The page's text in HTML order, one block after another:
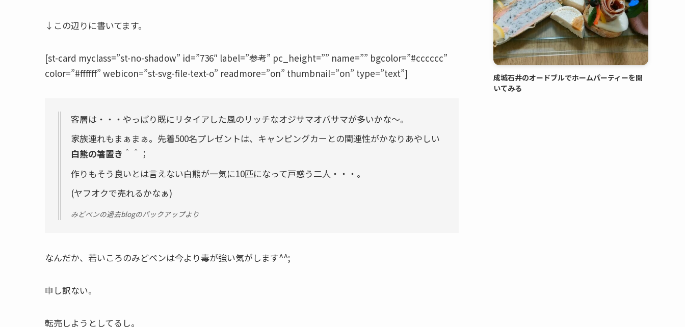
↓この辺りに書いてます。
[st-card myclass=”st-no-shadow” id=”736″ label=”参考” pc_height=”” name=”” bgcolor=”#cccccc”
color=”#ffffff” webicon=”st-svg-file-text-o” readmore=”on” thumbnail=”on” type=”text”]
客層は・・・やっぱり既にリタイアした風のリッチなオジサマオバサマが多いかな～。
家族連れもまぁまぁ。先着500名プレゼントは、キャンピングカーとの関連性がかなりあやしい
白熊の箸置き ＾＾；
作りもそう良いとは言えない白熊が一気に10匹になって戸惑う二人・・・。
(ヤフオクで売れるかなぁ)
みどペンの過去blogのバックアップより
なんだか、 若いころのみどペンは今より毒が強い気がします^^;
申し訳ない。
転売しようとしてるし。
成城石井のオードブルでホームパーティーを開
いてみる